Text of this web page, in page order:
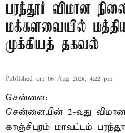
பரந்தூர் விமான
மக்களவையில்
முக்கியத் தகவல்
Published on: 06 Aug 2026, 4:22 pm
சென்னை:
சென்னையின் 2-வது
காஞ்சிபுரம் மாவட்டம்